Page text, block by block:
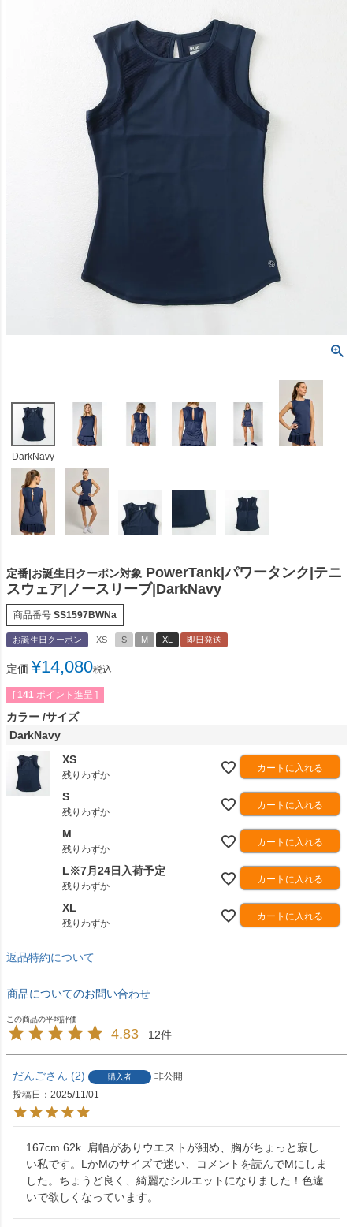
DarkNavy
定番|お誕生日クーポン対象 PowerTank|パワータンク|テニ
スウェア|ノースリーブ|DarkNavy
商品番号 SS1597BWNa
お誕生日クーポン XS S M XL 即日発送
定価 ¥14,080税込
[ 141 ポイント進呈 ]
カラー サイズ
DarkNavy
XS
残りわずか
カートに入れる
S
残りわずか
カートに入れる
M
残りわずか
カートに入れる
L※7月24日入荷予定
残りわずか
カートに入れる
XL
残りわずか
カートに入れる
返品特約について
商品についてのお問い合わせ
4.83 12
だんご 2 購入者
非公開
投稿日
2025/11/01
167cm 62k  肩幅がありウエストが細め、胸がちょっと寂し
い私です。LかMのサイズで迷い、コメントを読んでMにしま
した。ちょうど良く、綺麗なシルエットになりました！色違
いで欲しくなっています。